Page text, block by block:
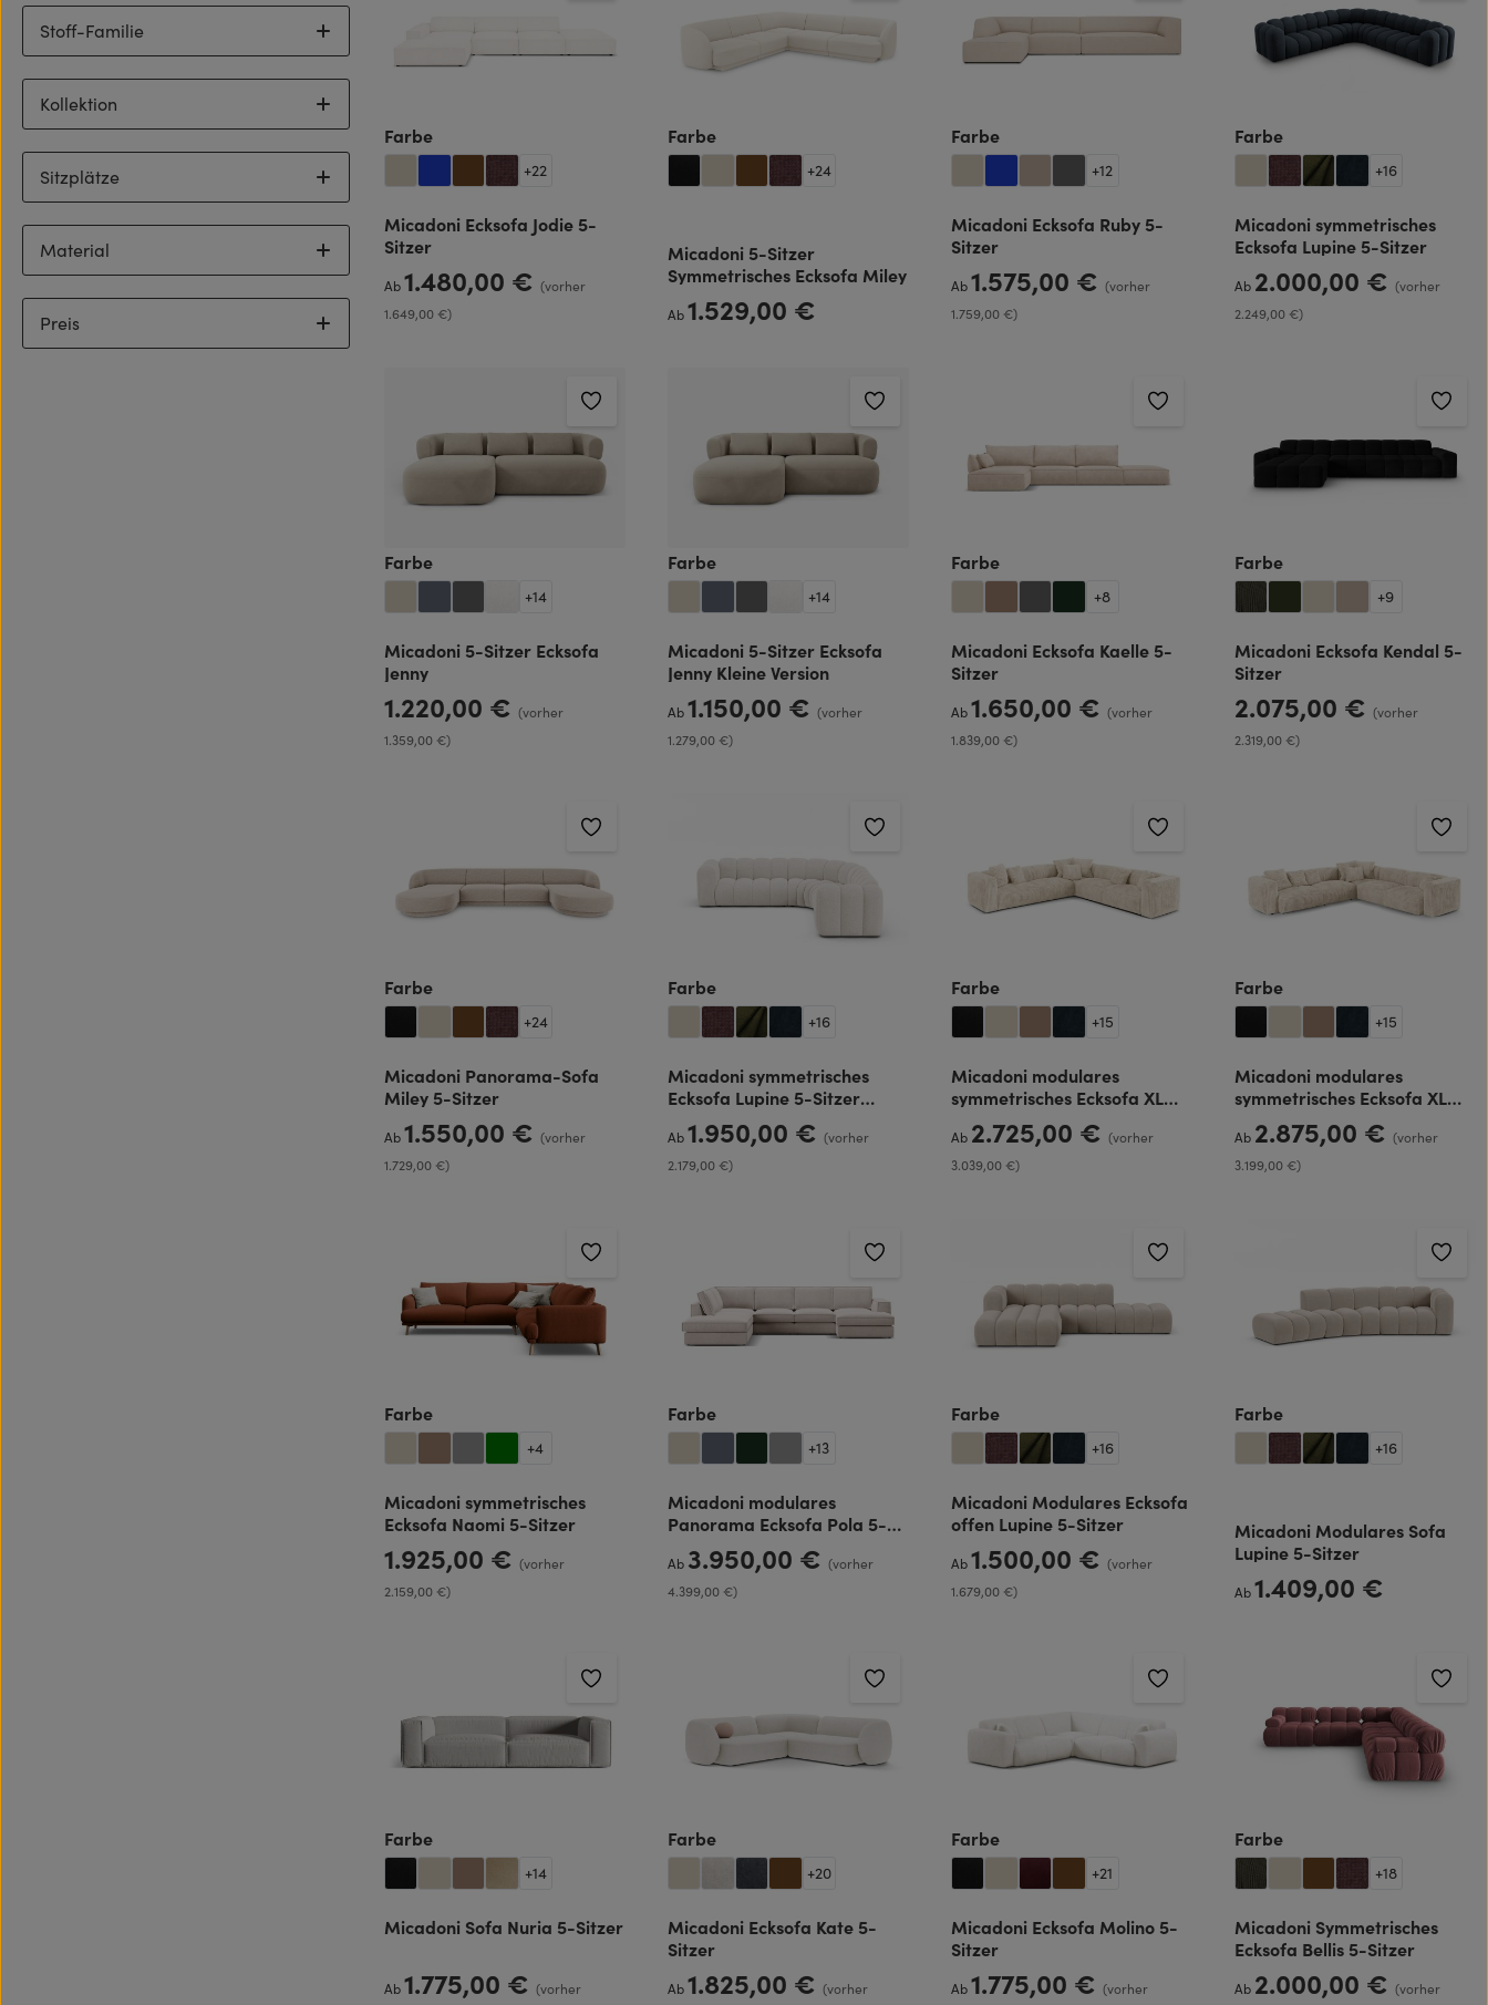
Stoff-Familie
Kollektion
Sitzplätze
Material
Preis
Farbeauswählen
+22
Micadoni Ecksofa Jodie 5-
Sitzer
Regulärer Preis:
Ab1.480,00 €(vorher
1.649,00 €)
Farbeauswählen
+24
Micadoni 5-Sitzer
Symmetrisches Ecksofa Miley
Regulärer Preis:
Ab1.529,00 €
Farbeauswählen
+12
Micadoni Ecksofa Ruby 5-
Sitzer
Regulärer Preis:
Ab1.575,00 €(vorher
1.759,00 €)
Farbeauswählen
+16
Micadoni symmetrisches
Ecksofa Lupine 5-Sitzer
Regulärer Preis:
Ab 2.000,00 €(vorher
2.249,00 €)
Farbeauswählen
+14
Micadoni 5-Sitzer Ecksofa
Jenny
Regulärer Preis:
1.220,00 €(vorher
1.359,00 €)
Farbeauswählen
+14
Micadoni 5-Sitzer Ecksofa
Jenny Kleine Version
Regulärer Preis:
Ab1.150,00 €(vorher
1.279,00 €)
Farbeauswählen
+8
Micadoni Ecksofa Kaelle 5-
Sitzer
Regulärer Preis:
Ab1.650,00 €(vorher
1.839,00 €)
Farbeauswählen
+9
Micadoni Ecksofa Kendal 5-
Sitzer
Regulärer Preis:
2.075,00 €(vorher
2.319,00 €)
Farbeauswählen
+24
Micadoni Panorama-Sofa
Miley 5-Sitzer
Regulärer Preis:
Ab1.550,00 €(vorher
1.729,00 €)
Farbeauswählen
+16
Micadoni symmetrisches
Ecksofa Lupine 5-Sitzer
mittelgroß
Regulärer Preis:
Ab1.950,00 €(vorher
2.179,00 €)
Farbeauswählen
+15
Micadoni modulares
symmetrisches Ecksofa XL
Martina 5-Sitzer
Regulärer Preis:
Ab 2.725,00 €(vorher
3.039,00 €)
Farbeauswählen
+15
Micadoni modulares
symmetrisches Ecksofa XL
Martina 5-Sitzer 90cm
Sitztiefe
Regulärer Preis:
Ab 2.875,00 €(vorher
3.199,00 €)
Farbeauswählen
+4
Micadoni symmetrisches
Ecksofa Naomi 5-Sitzer
Regulärer Preis:
1.925,00 €(vorher
2.159,00 €)
Farbeauswählen
+13
Micadoni modulares
Panorama Ecksofa Pola 5-
Sitzer
Regulärer Preis:
Ab 3.950,00 €(vorher
4.399,00 €)
Farbeauswählen
+16
Micadoni Modulares Ecksofa
offen Lupine 5-Sitzer
Regulärer Preis:
Ab1.500,00 €(vorher
1.679,00 €)
Farbeauswählen
+16
Micadoni Modulares Sofa
Lupine 5-Sitzer
Regulärer Preis:
Ab1.409,00 €
Farbeauswählen
+14
Micadoni Sofa Nuria 5-Sitzer
Regulärer Preis:
Ab1.775,00 €(vorher
Farbeauswählen
+20
Micadoni Ecksofa Kate 5-
Sitzer
Regulärer Preis:
Ab1.825,00 €(vorher
Farbeauswählen
+21
Micadoni Ecksofa Molino 5-
Sitzer
Regulärer Preis:
Ab1.775,00 €(vorher
Farbeauswählen
+18
Micadoni Symmetrisches
Ecksofa Bellis 5-Sitzer
Regulärer Preis:
Ab 2.000,00 €(vorher